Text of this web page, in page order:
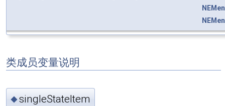
类成员变量说明
◆singleStateItem